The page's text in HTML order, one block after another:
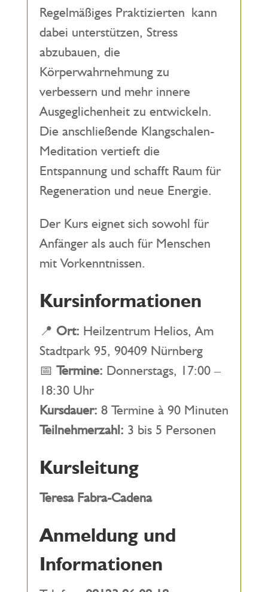
Regelmäßiges Praktizierten kann
dabei unterstützen, Stress
abzubauen, die
Körperwahrnehmung zu
verbessern und mehr innere
Ausgeglichenheit zu entwickeln.
Die anschließende Klangschalen-
Meditation vertieft die
Entspannung und schafft Raum für
Regeneration und neue Energie.
Der Kurs eignet sich sowohl für
Anfänger als auch für Menschen
mit Vorkenntnissen.
Kursinformationen
📍 Ort: Heilzentrum Helios, Am
Stadtpark 95, 90409 Nürnberg
📅 Termine: Donnerstags, 17:00 –
18:30 Uhr
Kursdauer: 8 Termine à 90 Minuten
Teilnehmerzahl: 3 bis 5 Personen
Kursleitung
Teresa Fabra-Cadena
Anmeldung und
Informationen